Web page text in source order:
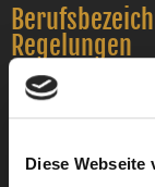
Diese Webseite
Regelungen
Die gesetzliche
Die